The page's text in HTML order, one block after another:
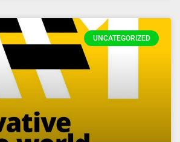
UNCATEGORIZED